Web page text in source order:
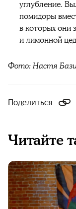
углубление.
помидоры
в которых они
и лимонной
Фото: Настя
Поделиться
Читайте